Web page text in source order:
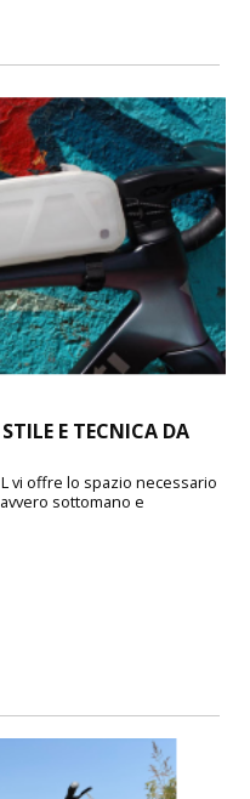
E TECNICA DA
L vi offre lo spazio necessario
sottomano e